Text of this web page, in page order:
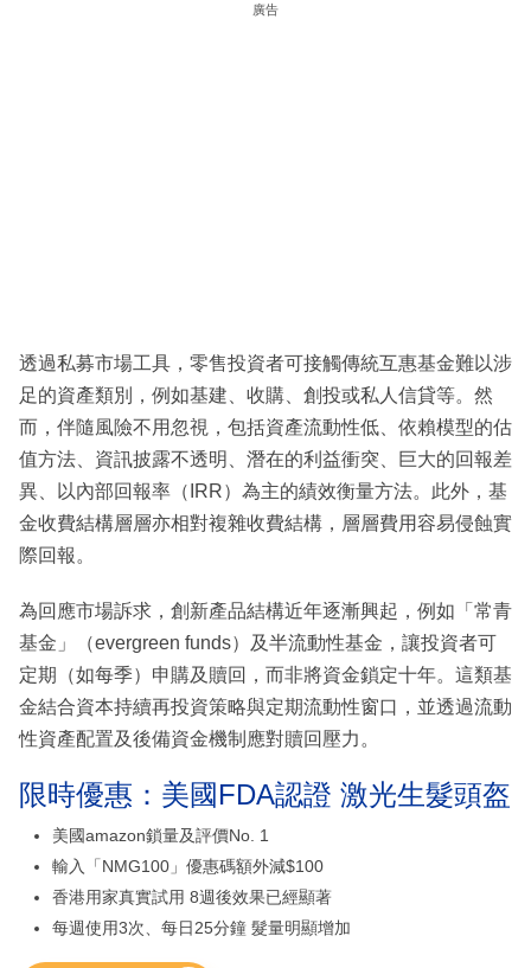
廣告
透過私募市場工具，零售投資者可接觸傳統互惠基金難以涉
足的資產類別，例如基建、收購、創投或私人信貸等。然
而，伴隨風險不用忽視，包括資產流動性低、依賴模型的估
值方法、資訊披露不透明、潛在的利益衝突、巨大的回報差
異、以內部回報率（IRR）為主的績效衡量方法。此外，基
金收費結構層層亦相對複雜收費結構，層層費用容易侵蝕實
際回報。
為回應市場訴求，創新產品結構近年逐漸興起，例如「常青
基金」（evergreen funds）及半流動性基金，讓投資者可
定期（如每季）申購及贖回，而非將資金鎖定十年。這類基
金結合資本持續再投資策略與定期流動性窗口，並透過流動
性資產配置及後備資金機制應對贖回壓力。
限時優惠：美國FDA認證 激光生髮頭盔
美國amazon鎖量及評價No. 1
輸入「NMG100」優惠碼額外減$100
香港用家真實試用 8週後效果已經顯著
每週使用3次、每日25分鐘 髮量明顯增加